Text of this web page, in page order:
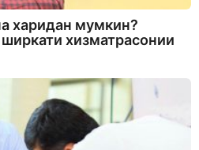
харидан мумкин?
хизматрасонии